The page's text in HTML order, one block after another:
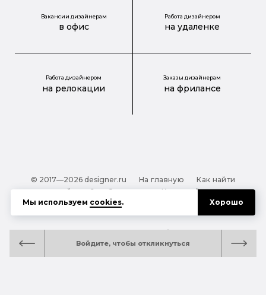
Войдите, чтобы откликнуться
Вакансии дизайнерам
в офис
Работа дизайнером
на удаленке
Работа дизайнером
на релокации
Заказы дизайнерам
на фрилансе
© 2017—2026 designer.ru На главную
Как найти
дизайнера?
О проекте
Карта сайта
Обработка персональных данных
Файлы cookie
руководство для тех, кто заказывает дизайн
Мы используем cookies. Хорошо